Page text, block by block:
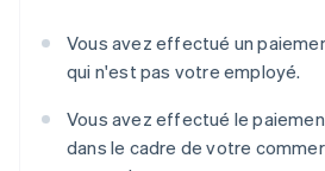
Vous avez effectué un
qui n'est pas votre employé.
Vous avez effectué le
dans le cadre de votre